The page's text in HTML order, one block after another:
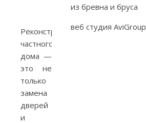
Реконструкция
частного
дома —
это не
только
замена
дверей
и
из бревна и бруса
веб студия AviGroup